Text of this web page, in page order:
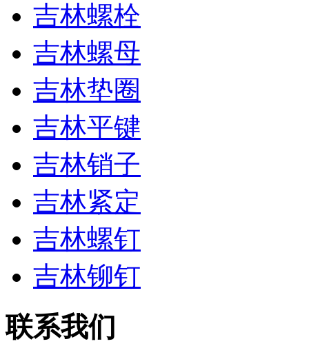
吉林螺栓
吉林螺母
吉林垫圈
吉林平键
吉林销子
吉林紧定
吉林螺钉
吉林铆钉
联系我们